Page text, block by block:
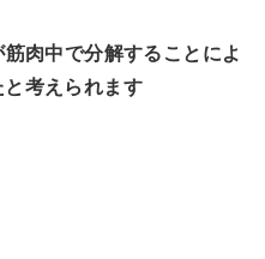
肉中で分解することによ
考えられます